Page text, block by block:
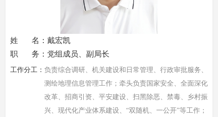
姓 名：戴宏凯
职 务：党组成员、副局长
工作分工： 负责综合调研、机关建设和日常管理、行政审批服务、
测绘地理信息管理工作；牵头负责国家安全、全面深化
改革、招商引资、平安建设、扫黑除恶、禁毒、乡村振
兴、现代化产业体系建设、“双随机、一公开”等工作；